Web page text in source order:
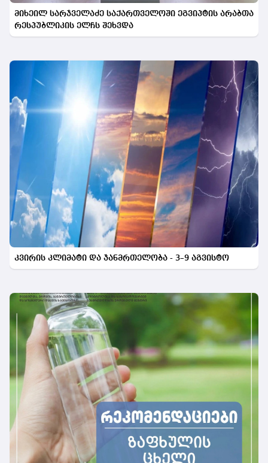
მიხეილ სარჯველაძე საქართველოში ეგვიპტის არაბთა
რესპუბლიკის ელჩს შეხვდა
კვირის კლიმატი და ჯანმრთელობა - 3–9 აგვისტო